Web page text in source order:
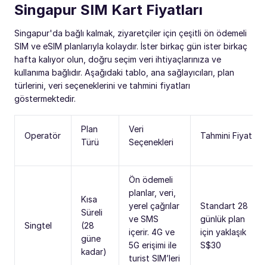
Singapur SIM Kart Fiyatları
Singapur'da bağlı kalmak, ziyaretçiler için çeşitli ön ödemeli
SIM ve eSIM planlarıyla kolaydır. İster birkaç gün ister birkaç
hafta kalıyor olun, doğru seçim veri ihtiyaçlarınıza ve
kullanıma bağlıdır. Aşağıdaki tablo, ana sağlayıcıları, plan
türlerini, veri seçeneklerini ve tahmini fiyatları
göstermektedir.
Operatör
Plan
Türü
Veri
Seçenekleri
Tahmini Fiyat
Singtel
Kısa
Süreli
(28
güne
kadar)
Ön ödemeli
planlar, veri,
yerel çağrılar
ve SMS
içerir. 4G ve
5G erişimi ile
turist SIM’leri
Standart 28
günlük plan
için yaklaşık
S$30